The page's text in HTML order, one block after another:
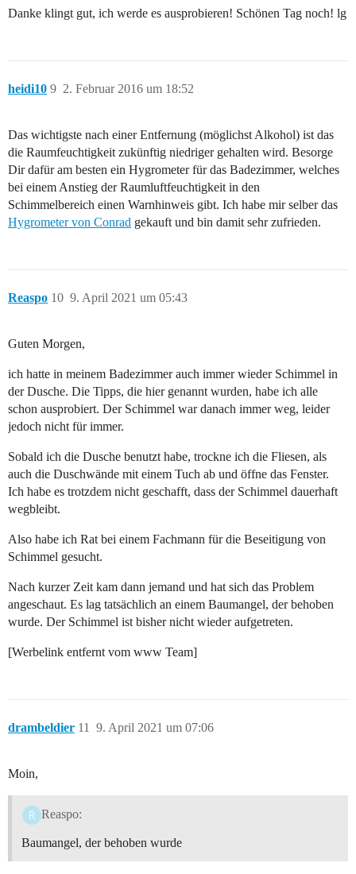
Danke klingt gut, ich werde es ausprobieren! Schönen Tag noch! lg
heidi10 2. Februar 2016 um 18:52
9
Das wichtigste nach einer Entfernung (möglichst Alkohol) ist das
die Raumfeuchtigkeit zukünftig niedriger gehalten wird. Besorge
Dir dafür am besten ein Hygrometer für das Badezimmer, welches
bei einem Anstieg der Raumluftfeuchtigkeit in den
Schimmelbereich einen Warnhinweis gibt. Ich habe mir selber das
Hygrometer von Conrad gekauft und bin damit sehr zufrieden.
Reaspo 9. April 2021 um 05:43
10
Guten Morgen,
ich hatte in meinem Badezimmer auch immer wieder Schimmel in
der Dusche. Die Tipps, die hier genannt wurden, habe ich alle
schon ausprobiert. Der Schimmel war danach immer weg, leider
jedoch nicht für immer.
Sobald ich die Dusche benutzt habe, trockne ich die Fliesen, als
auch die Duschwände mit einem Tuch ab und öffne das Fenster.
Ich habe es trotzdem nicht geschafft, dass der Schimmel dauerhaft
wegbleibt.
Also habe ich Rat bei einem Fachmann für die Beseitigung von
Schimmel gesucht.
Nach kurzer Zeit kam dann jemand und hat sich das Problem
angeschaut. Es lag tatsächlich an einem Baumangel, der behoben
wurde. Der Schimmel ist bisher nicht wieder aufgetreten.
[Werbelink entfernt vom www Team]
drambeldier 9. April 2021 um 07:06
11
Moin,
Reaspo:
Baumangel, der behoben wurde